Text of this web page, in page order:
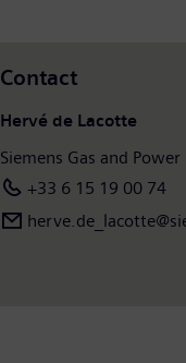
dans le monde entier.
fait figure de leader de
Contact
Hervé de Lacotte
Siemens Gas and Power
+33 6 15 19 00 74